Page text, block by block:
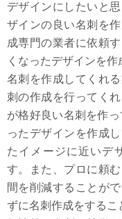
デザインにしたいと
ザインの良い名刺を
成専門の業者に依頼
くなったデザインを作
名刺を作成してくれ
刺の作成を行ってく
が格好良い名刺を作
ったデザインを作成
たイメージに近いデ
す。また、プロに頼
間を削減することが
ずに名刺作成をするこ